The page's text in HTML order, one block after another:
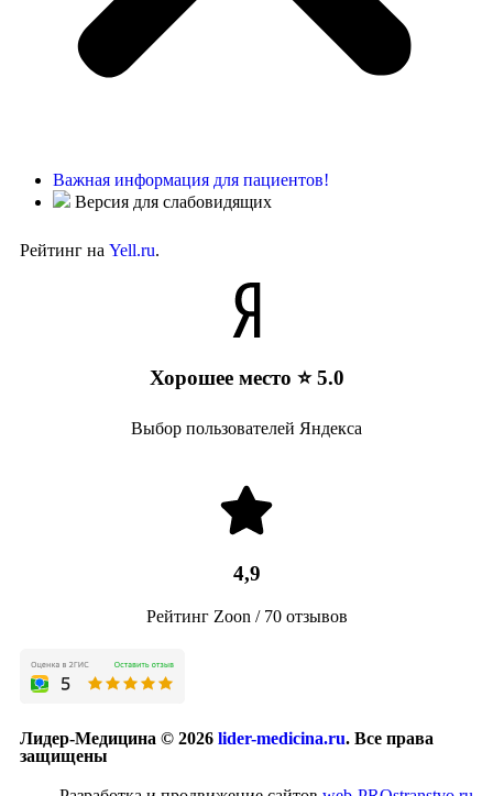
Важная информация для пациентов!
Версия для слабовидящих
Рейтинг на Yell.ru.
Хорошее место ⭐ 5.0
Выбор пользователей Яндекса
4,9
Рейтинг Zoon / 70 отзывов
Лидер-Медицина © 2026 lider-medicina.ru. Все права
защищены